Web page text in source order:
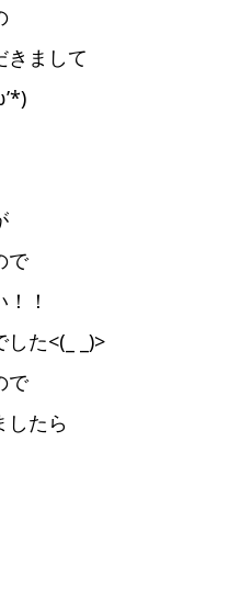
きまして
で
！
た<(_ _)>
で
したら